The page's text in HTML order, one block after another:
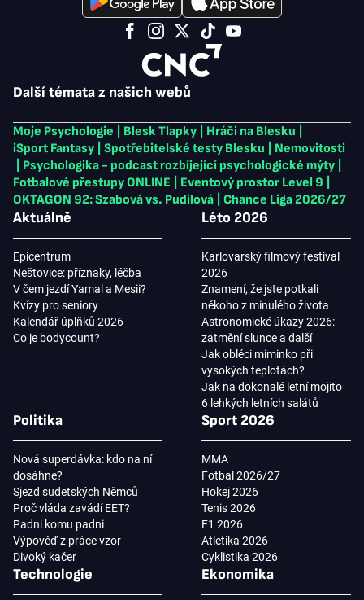
Další témata z našich webů
Moje Psychologie Blesk Tlapky Hráči na Blesku
iSport Fantasy
Spotřebitelské testy Blesku
Nemovitosti
Psychologika - podcast rozbíjející psychologické mýty
Fotbalové přestupy ONLINE
Eventový prostor Level 9
OKTAGON 92: Szabová vs. Pudilová
Chance Liga 2026/27
Aktuálně
Epicentrum
Neštovice: příznaky, léčba
V čem jezdí Yamal a Mesii?
Kvízy pro seniory
Kalendář úplňků 2026
Co je bodycount?
Léto 2026
Karlovarský filmový festival
2026
Znamení, že jste potkali
někoho z minulého života
Astronomické úkazy 2026:
zatmění slunce a další
Jak obléci miminko při
vysokých teplotách?
Jak na dokonalé letní mojito
6 lehkých letních salátů
Politika
Nová superdávka: kdo na ní
dosáhne?
Sjezd sudetských Němců
Proč vláda zavádí EET?
Padni komu padni
Výpověď z práce vzor
Divoký kačer
Sport 2026
MMA
Fotbal 2026/27
Hokej 2026
Tenis 2026
F1 2026
Atletika 2026
Cyklistika 2026
Technologie Ekonomika